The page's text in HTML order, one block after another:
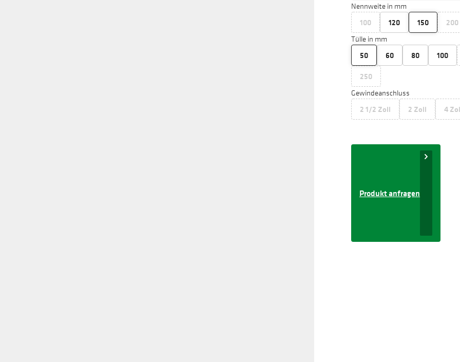
Nennweite in mm
100 120 150 200
Tülle in mm
50 60 80 100
250
Gewindeanschluss
2 1/2 Zoll 2 Zoll 4
Produkt anfragen